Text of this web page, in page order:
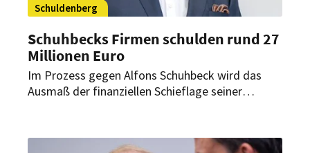
Schuldenberg
Schuhbecks Firmen schulden rund 27
Millionen Euro
Im Prozess gegen Alfons Schuhbeck wird das
Ausmaß der finanziellen Schieflage seiner